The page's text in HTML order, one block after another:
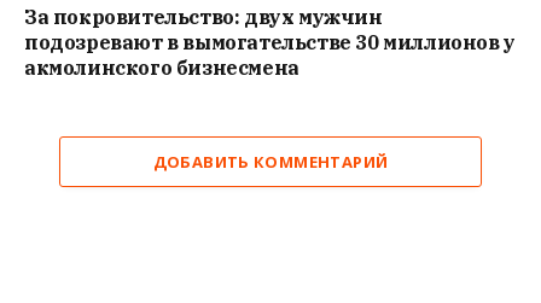
За покровительство: двух мужчин
подозревают в вымогательстве 30 миллионов у
акмолинского бизнесмена
ДОБАВИТЬ КОММЕНТАРИЙ